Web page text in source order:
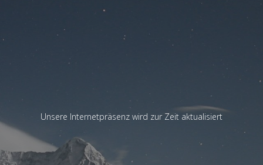
Unsere Internetpräsenz wird zur Zeit aktualisiert